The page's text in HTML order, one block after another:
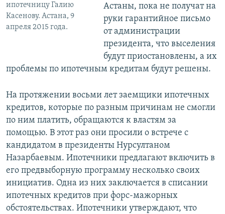
ипотечницу Галию
Касенову. Астана, 9
апреля 2015 года.
Астаны, пока не получат на
руки гарантийное письмо
от администрации
президента, что выселения
будут приостановлены, а их
проблемы по ипотечным кредитам будут решены.
На протяжении восьми лет заемщики ипотечных
кредитов, которые по разным причинам не смогли
по ним платить, обращаются к властям за
помощью. В этот раз они просили о встрече с
кандидатом в президенты Нурсултаном
Назарбаевым. Ипотечники предлагают включить в
его предвыборную программу несколько своих
инициатив. Одна из них заключается в списании
ипотечных кредитов при форс-мажорных
обстоятельствах. Ипотечники утверждают, что